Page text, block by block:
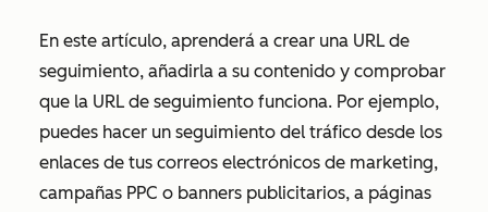
En este artículo, aprenderá a crear una URL de
seguimiento, añadirla a su contenido y comprobar
que la URL de seguimiento funciona. Por ejemplo,
puedes hacer un seguimiento del tráfico desde los
enlaces de tus correos electrónicos de marketing,
campañas PPC o banners publicitarios, a páginas